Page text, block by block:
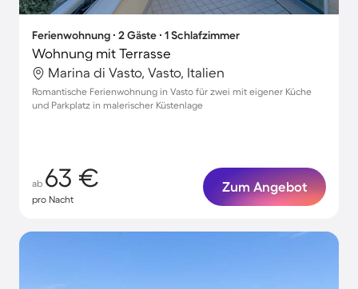
Ferienwohnung ∙ 2 Gäste ∙ 1 Schlafzimmer
Wohnung mit Terrasse
Marina di Vasto, Vasto, Italien
Romantische Ferienwohnung in Vasto für zwei mit eigener Küche
und Parkplatz in malerischer Küstenlage
ab 63 €
pro Nacht
Zum Angebot